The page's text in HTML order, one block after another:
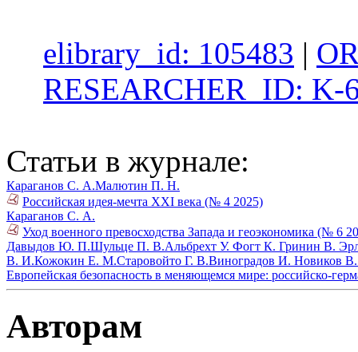
elibrary_id: 105483 |
RESEARCHER_ID: K-
Статьи в журнале:
Караганов С. А.Малютин П. Н.
Российская идея-мечта XXI века (№ 4 2025)
Караганов С. А.
Уход военного превосходства Запада и геоэкономика (№ 6
Давыдов Ю. П.Шульце П. В.Альбрехт У. Фогт К. Гринин В.
В. И.Кожокин Е. М.Старовойто Г. В.Виноградов И. Новиков
Европейская безопасность в меняющемся мире: российско-
Авторам